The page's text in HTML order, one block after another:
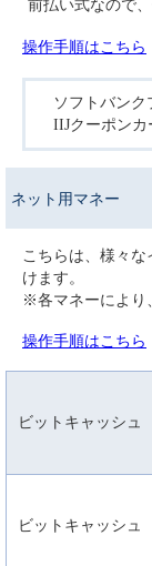
前払い式なので
操作手順はこちら
ソフトバンク
IIJクーポンカ
ネット用マネー
こちらは、様々
けます。
※各マネーにより
操作手順はこちら
ビットキャッシュ
ビットキャッシュ